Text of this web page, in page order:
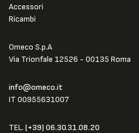
Omeco S.p.A
Via Trionfale 12526 - 00135 Roma
info@omeco.it
IT 00955631007
TEL. (+39) 06.30.31.08.20
Accessori
Ricambi